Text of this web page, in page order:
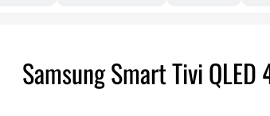
Samsung Smart Tivi QLED